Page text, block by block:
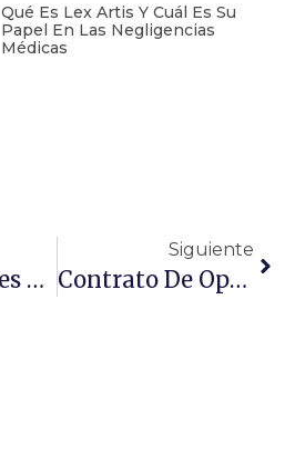
Qué Es Lex Artis Y Cuál Es Su
Papel En Las Negligencias
Médicas
¿Qué Trámites Han De Realizarse Para Comprar Un Terreno?
Siguiente
Contrato De Opción De Compra Y Arrendamiento